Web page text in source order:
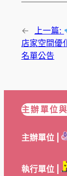
← 上一篇:
店家空間優
名單公告
主辦單位
主辦單位 |
執行單位 |